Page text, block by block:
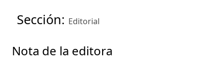
Sección: Editorial
Nota de la editora